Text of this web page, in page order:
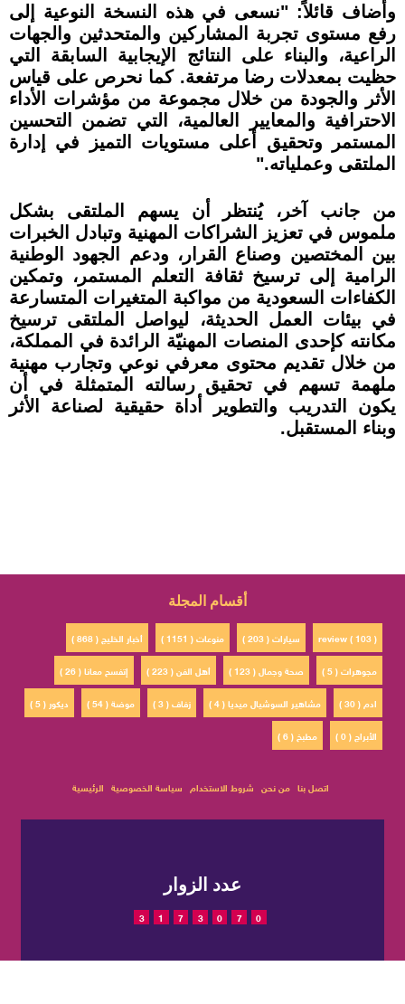
وأضاف قائلاً: "نسعى في هذه النسخة النوعية إلى
رفع مستوى تجربة المشاركين والمتحدثين والجهات
الراعية، والبناء على النتائج الإيجابية السابقة التي
حظيت بمعدلات رضا مرتفعة. كما نحرص على قياس
الأثر والجودة من خلال مجموعة من مؤشرات الأداء
الاحترافية والمعايير العالمية، التي تضمن التحسين
المستمر وتحقيق أعلى مستويات التميز في إدارة
الملتقى وعملياته."
من جانب آخر، يُنتظر أن يسهم الملتقى بشكل
ملموس في تعزيز الشراكات المهنية وتبادل الخبرات
بين المختصين وصناع القرار، ودعم الجهود الوطنية
الرامية إلى ترسيخ ثقافة التعلم المستمر، وتمكين
الكفاءات السعودية من مواكبة المتغيرات المتسارعة
في بيئات العمل الحديثة، ليواصل الملتقى ترسيخ
مكانته كإحدى المنصات المهنيّة الرائدة في المملكة،
من خلال تقديم محتوى معرفي نوعي وتجارب مهنية
ملهمة تسهم في تحقيق رسالته المتمثلة في أن
يكون التدريب والتطوير أداة حقيقية لصناعة الأثر
وبناء المستقبل.
أقسام المجلة
أخبار الخليج ( 868 ) منوعات ( 1151 ) سيارات ( 203 )
review ( 103 )
إتفسح معانا ( 26 )
أهل الفن ( 223 ) صحة وجمال ( 123 )
مجوهرات ( 5 )
ديكور ( 5 )
موضة ( 54 ) زفاف ( 3 ) مشاهير السوشيال ميديا ( 4 )
ادم ( 30 )
مطبخ ( 6 )
الأبراج ( 0 )
الرئيسية سياسة الخصوصية شروط الاستخدام من نحن اتصل بنا
عدد الزوار
3 1 7 3 0 7 0